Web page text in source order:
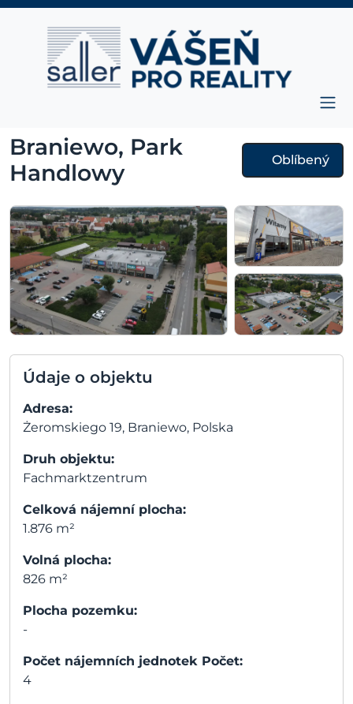
Hlavní navigace
Braniewo, Park
Handlowy
Oblíbený
Údaje o objektu
Adresa:
Żeromskiego 19, Braniewo, Polska
Druh objektu:
Fachmarktzentrum
Celková nájemní plocha:
1.876 m²
Volná plocha:
826 m²
Plocha pozemku:
-
Počet nájemních jednotek Počet:
4